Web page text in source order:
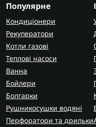
Популярне
Кондиціонери
Рекуператори
Котли газові
Теплові насоси
Ванна
Бойлери
Болгарки
Рушникосушки водяні
Перфоратори та дрильки